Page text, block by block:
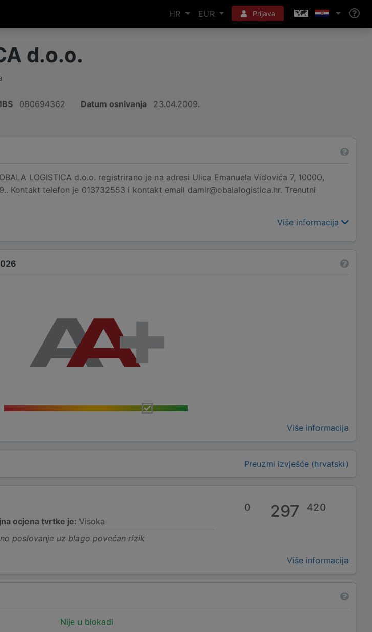
HR EUR Prijava
d.o.o.
080694362 Datum osnivanja 23.04.2009.
LOGISTICA d.o.o. registrirano je na adresi Ulica Emanuela Vidovića 7, 10000,
Kontakt telefon je 013732553 i kontakt email damir@obalalogistica.hr. Trenutni
Više informacija
Više informacija
Preuzmi izvješće (hrvatski)
ocjena tvrtke je: Visoka
poslovanje uz blago povećan rizik
0 297 420
Više informacija
Nije u blokadi